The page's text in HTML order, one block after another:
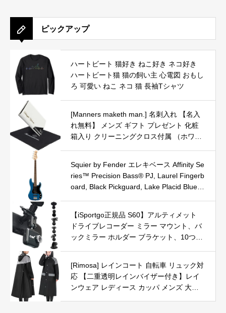
ピックアップ
ハートビート 猫好き ねこ好き ネコ好き
ハートビート猫 猫の飼い主 心電図 おもし
ろ 可愛い ねこ ネコ 猫 長袖Tシャツ
[Manners maketh man.] 名刺入れ 【名入
れ無料】 メンズ ギフト プレゼント 化粧
箱入り クリーニングクロス付属 （ホワイ
Squier by Fender エレキベース Affinity Se
ries™ Precision Bass® PJ, Laurel Fingerb
oard, Black Pickguard, Lake Placid Blue
【iSportgo正規品 S60】アルティメット
ドライブレコーダー ミラー マウント、バ
ックミラー ホルダー ブラケット、10つ異
N、Gopro Hero、その他のほとんどのダッ
シュカメラに適用
[Rimosa] レインコート 自転車 リュック対
応 【二重透明レインバイザー付き】レイ
ンウェア レディース カッパ メンズ 大き